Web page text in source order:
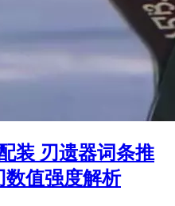
装 刃遗器词条推
数值强度解析